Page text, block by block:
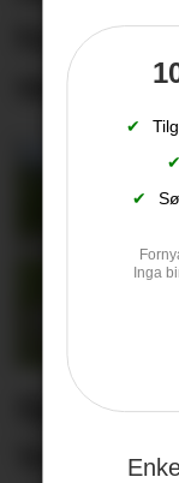
✔
✔
✔
Inga
vakkert
Veit du